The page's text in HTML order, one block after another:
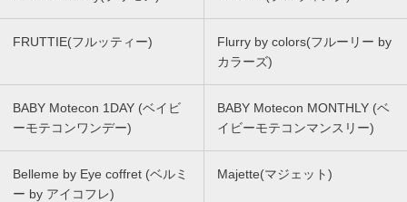
FRUTTIE(フルッティー)
Flurry by colors(フルーリー by
カラーズ)
BABY Motecon 1DAY (ベイビ
ーモテコンワンデー)
BABY Motecon MONTHLY (ベ
イビーモテコンマンスリー)
Belleme by Eye coffret (ベルミ
ー by アイコフレ)
Majette(マジェット)